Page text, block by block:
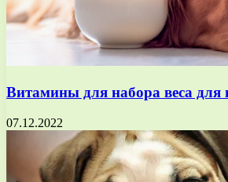
Витамины для набора веса для
07.12.2022